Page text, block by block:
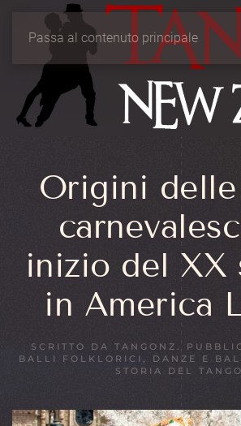
Passa al contenuto principale
Origini
inizio del XX
in America
SCRITTO DA TANGONZ .
BALLI FOLKLORICI
DANZE E
STORIA DEL TANGO